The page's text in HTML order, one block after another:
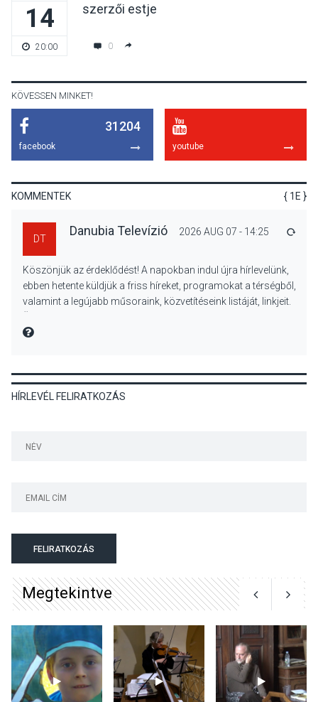
KULTÚRA
TERMÉSZETI KÖRNYEZET
Mi a pszichológia, és miért
van rá szükségünk? –
Beszélgetés a Kacsakő
KULTÚRA 2026 AUG 06
Különleges csillagles lesz
hagyomány – kiállítás
Surány Fesztivált
Mordái folk-rock koncert
lesz a pilismaróti Duna-
parton
14
20:00
szerzői estje
0
KÖVESSEN MINKET!
31204
facebook youtube
KOMMENTEK { 1E }
DT
Danubia Televízió 2026 AUG 07 - 14:25
Köszönjük az érdeklődést! A napokban indul újra hírlevelünk,
ebben hetente küldjük a friss híreket, programokat a térségből,
valamint a legújabb műsoraink, közvetítéseink listáját, linkjeit.
MIRE MONDTA
HÍRLEVÉL FELIRATKOZÁS
FELIRATKOZÁS
Megtekintve